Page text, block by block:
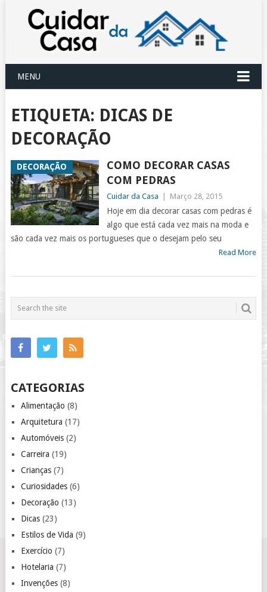
MENU
ETIQUETA: DICAS DE
DECORAÇÃO
DECORAÇÃO
COMO DECORAR CASAS
COM PEDRAS
Cuidar da Casa Março 28, 2015
Hoje em dia decorar casas com pedras é
algo que está cada vez mais na moda e
são cada vez mais os portugueses que o desejam pelo seu
Read More
CATEGORIAS
Alimentação (8)
Arquitetura (17)
Automóveis(2)
Carreira (19)
Crianças(7)
Curiosidades(6)
Decoração (13)
Dicas(23)
Estilos de Vida (9)
Exercício (7)
Hotelaria (7)
Invenções(8)